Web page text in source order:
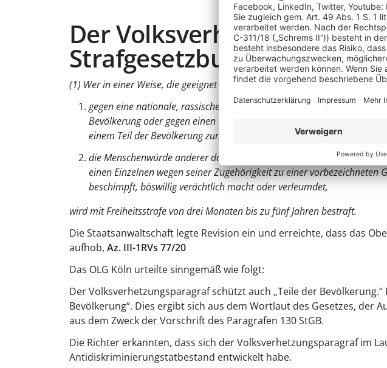
Der
Strafgesetzbuch:
(1) Wer in einer Weise, die geeignet ist, den öffentlichen Frieden zu stören,
gegen eine nationale, rassische, religiöse oder durch ihre ethnische
Bevölkerung oder gegen einen Einzelnen wegen seiner Zugehörigkeit
einem Teil der Bevölkerung zum Hass aufstachelt, zu Gewalt- oder
die Menschenwürde anderer dadurch angreift, dass er eine
einen Einzelnen wegen seiner Zugehörigkeit zu einer vorbezeichneten
beschimpft, böswillig verächtlich macht oder verleumdet,
wird mit Freiheitsstrafe von drei Monaten bis zu fünf Jahren bestraft.
Die Staatsanwaltschaft legte Revision ein und erreichte, dass das
aufhob, Az. III-1RVs 77/20
Das OLG Köln urteilte sinngemäß wie folgt:
Der Volksverhetzungsparagraf schützt auch „Teile der
Bevölkerung“. Dies ergibt sich aus dem Wortlaut des Gesetzes, der
aus dem Zweck der Vorschrift des Paragrafen 130 StGB.
Die Richter erkannten, dass sich der Volksverhetzungsparagraf im
Antidiskriminierungstatbestand entwickelt habe.